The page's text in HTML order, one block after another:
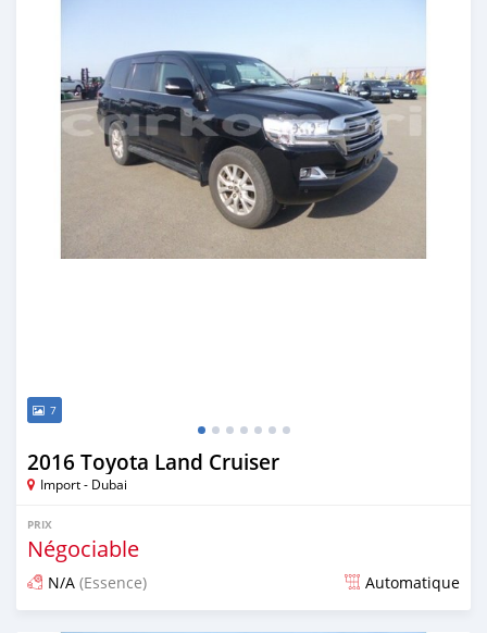
7
2016 Toyota Land Cruiser
Import - Dubai
PRIX
Négociable
N/A (Essence) Automatique